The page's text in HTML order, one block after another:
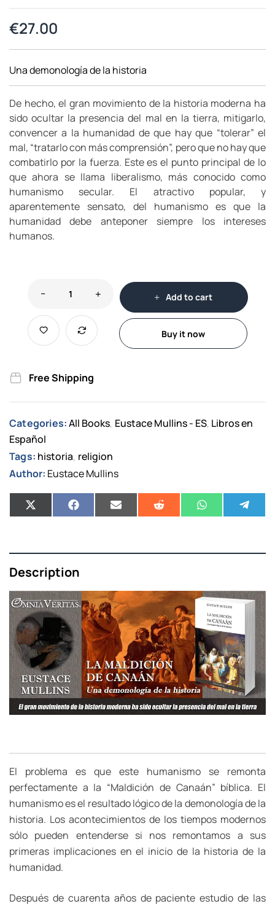
€27.00
Una demonología de la historia
De hecho, el gran movimiento de la historia moderna ha
sido ocultar la presencia del mal en la tierra, mitigarlo,
convencer a la humanidad de que hay que “tolerar” el
mal, “tratarlo con más comprensión”, pero que no hay que
combatirlo por la fuerza. Este es el punto principal de lo
que ahora se llama liberalismo, más conocido como
humanismo secular. El atractivo popular, y
aparentemente sensato, del humanismo es que la
humanidad debe anteponer siempre los intereses
humanos.
Add to cart
Buy it now
Free Shipping
Categories: All Books, Eustace Mullins - ES, Libros en
Español
Tags: historia, religion
Author: Eustace Mullins
Description
El problema es que este humanismo se remonta
perfectamente a la “Maldición de Canaán” bíblica. El
humanismo es el resultado lógico de la demonología de la
historia. Los acontecimientos de los tiempos modernos
sólo pueden entenderse si nos remontamos a sus
primeras implicaciones en el inicio de la historia de la
humanidad.
Después de cuarenta años de paciente estudio de las